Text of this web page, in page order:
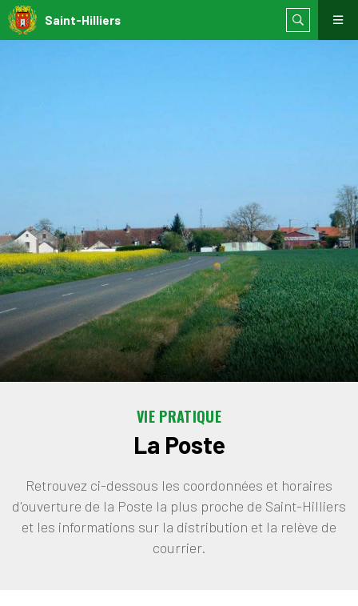
Saint-Hilliers
VIE PRATIQUE
La Poste
Retrouvez ci-dessous les coordonnées et horaires
d'ouverture de la Poste la plus proche de Saint-Hilliers
et les informations sur la distribution et la relève de
courrier.